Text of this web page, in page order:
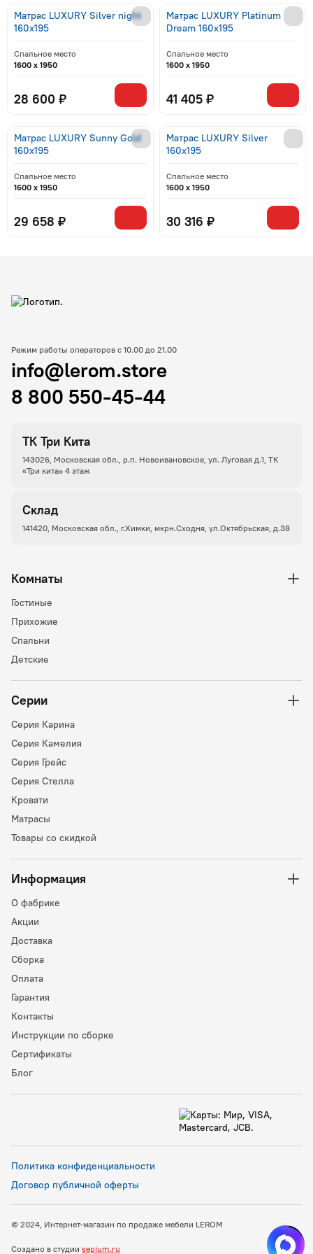
Матрас LUXURY Silver night
160x195
Спальное место
1600 x 1950
28 600 ₽
Матрас LUXURY Platinum
Dream 160x195
Спальное место
1600 x 1950
41 405 ₽
Матрас LUXURY Sunny Gold
160x195
Спальное место
1600 x 1950
29 658 ₽
Матрас LUXURY Silver
160x195
Спальное место
1600 x 1950
30 316 ₽
ТК Три Кита
143026, Московская обл., р.п. Новоивановское, ул. Луговая д.1, ТК
«Три кита» 4 этаж
Склад
141420, Московская обл., г.Химки, мкрн.Сходня, ул.Октябрьская, д.38
Режим работы операторов с 10.00 до 21.00
info@lerom.store
8 800 550-45-44
Комнаты
Гостиные
Прихожие
Спальни
Детские
Серии
Серия Карина
Серия Камелия
Серия Грейс
Серия Стелла
Кровати
Матрасы
Товары со скидкой
Информация
О фабрике
Акции
Доставка
Сборка
Оплата
Гарантия
Контакты
Инструкции по сборке
Сертификаты
Блог
Политика конфиденциальности
Договор публичной оферты
© 2024, Интернет-магазин по продаже мебели LEROM
Создано в студии sepium.ru